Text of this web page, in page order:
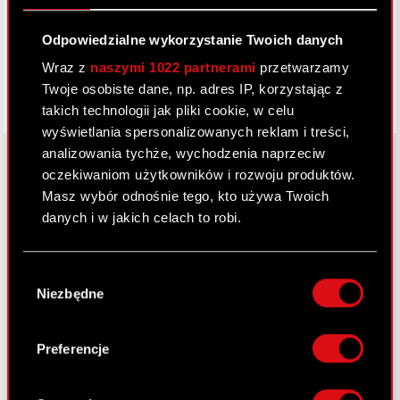
Odpowiedzialne wykorzystanie Twoich danych
Wraz z naszymi 1022 partnerami przetwarzamy
Twoje osobiste dane, np. adres IP, korzystając z
takich technologii jak pliki cookie, w celu
wyświetlania spersonalizowanych reklam i treści,
analizowania tychże, wychodzenia naprzeciw
oczekiwaniom użytkowników i rozwoju produktów.
Masz wybór odnośnie tego, kto używa Twoich
danych i w jakich celach to robi.
lokalizacji geograficznej z dokładnością nawet
Identyfikować Twoje urządzenie, aktywnie
analizując charakteryzującego je zbiory
zgody
Niezbędne
Preferencje
O CD PROJEKT
Zrównoważony rozwój